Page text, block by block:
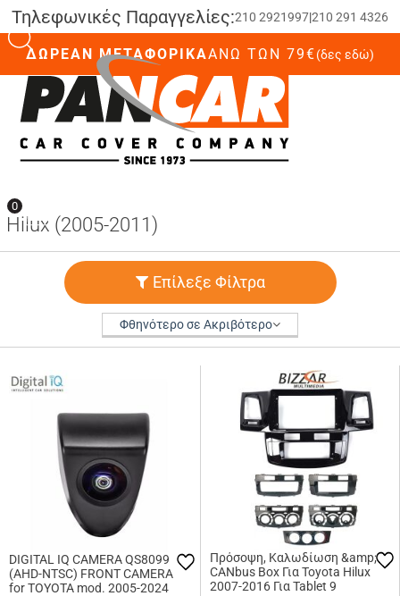
Τηλεφωνικές Παραγγελίες:210 2921997|210 291 4326
ΔΩΡΕΑΝ ΜΕΤΑΦΟΡΙΚΑΆΝΩ ΤΩΝ 79€(δες εδώ)
0
Hilux (2005-2011)
Επίλεξε Φίλτρα
Φθηνότερο σε Ακριβότερο
DIGITAL IQ CAMERA QS8099
(AHD-NTSC) FRONT CAMERA
for TOYOTA mod. 2005-2024
Πρόσοψη, Καλωδίωση &amp;
CANbus Box Για Toyota Hilux
2007-2016 Για Tablet 9